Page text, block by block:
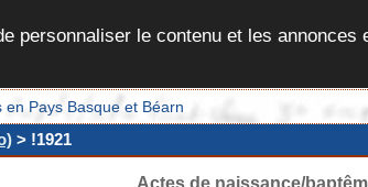
personnaliser le contenu et les annonces
Pays Basque et Béarn
> !1921
Actes de naissance/